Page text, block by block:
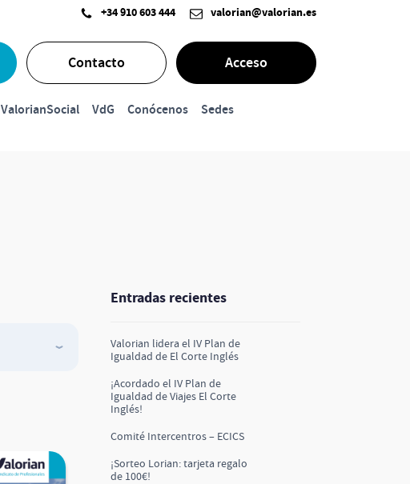
+34 910 603 444 valorian@valorian.es
Contacto Acceso
ValorianSocial VdG Conócenos Sedes
Entradas recientes
Valorian lidera el IV Plan de
Igualdad de El Corte Inglés
¡Acordado el IV Plan de
Igualdad de Viajes El Corte
Inglés!
Comité Intercentros – ECICS
¡Sorteo Lorian: tarjeta regalo
de 100€!